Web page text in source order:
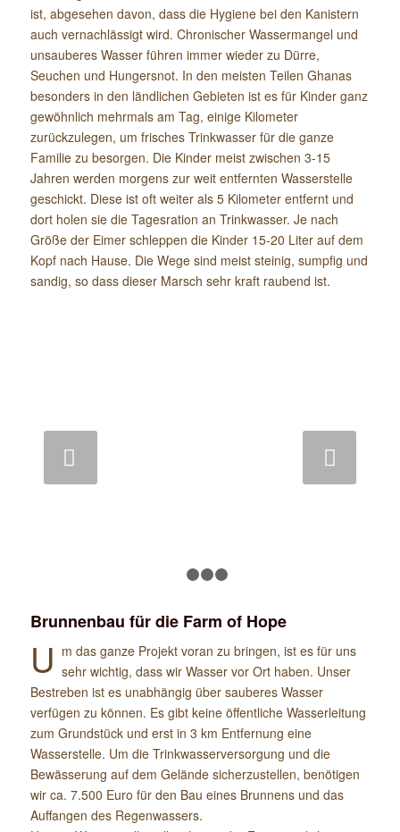
ist, abgesehen davon, dass die Hygiene bei den Kanistern
auch vernachlässigt wird. Chronischer Wassermangel und
unsauberes Wasser führen immer wieder zu Dürre,
Seuchen und Hungersnot. In den meisten Teilen Ghanas
besonders in den ländlichen Gebieten ist es für Kinder ganz
gewöhnlich mehrmals am Tag, einige Kilometer
zurückzulegen, um frisches Trinkwasser für die ganze
Familie zu besorgen. Die Kinder meist zwischen 3-15
Jahren werden morgens zur weit entfernten Wasserstelle
geschickt. Diese ist oft weiter als 5 Kilometer entfernt und
dort holen sie die Tagesration an Trinkwasser. Je nach
Größe der Eimer schleppen die Kinder 15-20 Liter auf dem
Kopf nach Hause. Die Wege sind meist steinig, sumpfig und
sandig, so dass dieser Marsch sehr kraft raubend ist.
Brunnenbau für die Farm of Hope
U m das ganze Projekt voran zu bringen, ist es für uns
sehr wichtig, dass wir Wasser vor Ort haben. Unser
Bestreben ist es unabhängig über sauberes Wasser
verfügen zu können. Es gibt keine öffentliche Wasserleitung
zum Grundstück und erst in 3 km Entfernung eine
Wasserstelle. Um die Trinkwasserversorgung und die
Bewässerung auf dem Gelände sicherzustellen, benötigen
wir ca. 7.500 Euro für den Bau eines Brunnens und das
Auffangen des Regenwassers.